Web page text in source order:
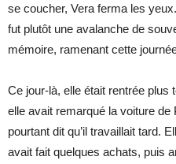
se coucher, Vera ferma les
fut plutôt une avalanche de
mémoire, ramenant cette
Ce jour-là, elle était rentrée plus
elle avait remarqué la voiture
pourtant dit qu’il travaillait tard.
avait fait quelques achats, puis